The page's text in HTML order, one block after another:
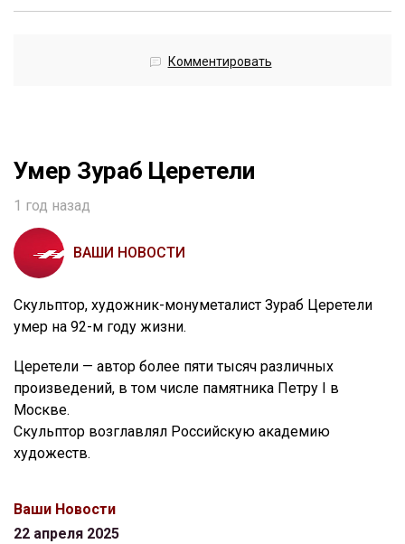
Комментировать
Умер Зураб Церетели
1 год назад
ВАШИ НОВОСТИ
Скульптор, художник-монуметалист Зураб Церетели
умер на 92-м году жизни.
Церетели — автор более пяти тысяч различных
произведений, в том числе памятника Петру I в
Москве.
Скульптор возглавлял Российскую академию
художеств.
Ваши Новости
22 апреля 2025